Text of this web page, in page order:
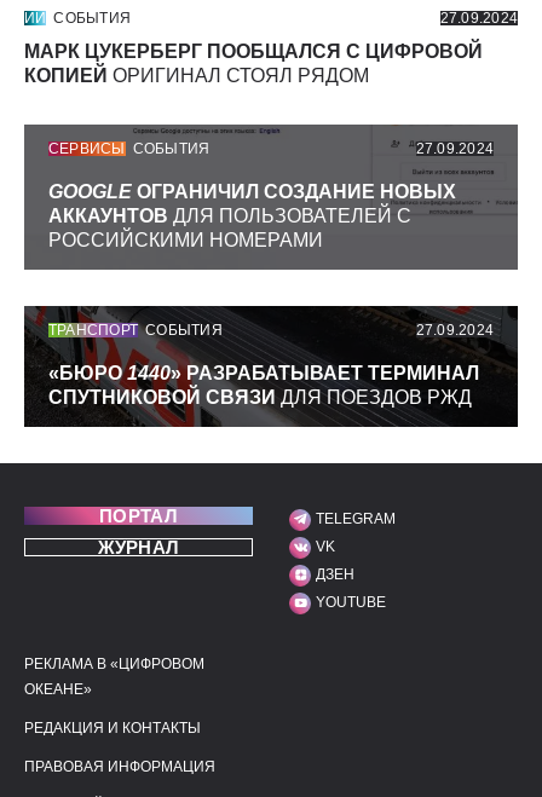
ИИ СОБЫТИЯ 27.09.2024
МАРК ЦУКЕРБЕРГ ПООБЩАЛСЯ С ЦИФРОВОЙ
КОПИЕЙ ОРИГИНАЛ СТОЯЛ РЯДОМ
СЕРВИСЫ СОБЫТИЯ 27.09.2024
GOOGLE ОГРАНИЧИЛ СОЗДАНИЕ НОВЫХ
АККАУНТОВ ДЛЯ ПОЛЬЗОВАТЕЛЕЙ С
РОССИЙСКИМИ НОМЕРАМИ
ТРАНСПОРТ СОБЫТИЯ 27.09.2024
«БЮРО1440» РАЗРАБАТЫВАЕТ ТЕРМИНАЛ
СПУТНИКОВОЙ СВЯЗИ ДЛЯ ПОЕЗДОВ РЖД
ПОРТАЛ
ЖУРНАЛ
МЫ В СОЦИАЛЬНЫХ
TELEGRAM
VK
ДЗЕН
YOUTUBE
ПОЛЕЗНЫЕ ССЫЛКИ
РЕКЛАМА В «ЦИФРОВОМ
ОКЕАНЕ»
РЕДАКЦИЯ И КОНТАКТЫ
ПРАВОВАЯ ИНФОРМАЦИЯ